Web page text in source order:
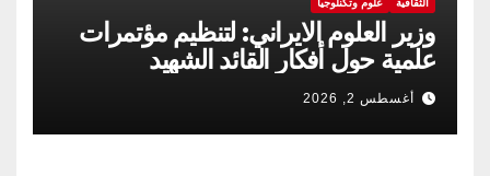
الثقافية علوم وتكنلوجيا
وزير العلوم الايراني: لتنظيم مؤتمرات
علمية حول أفكار القائد الشهيد
أغسطس 2, 2026